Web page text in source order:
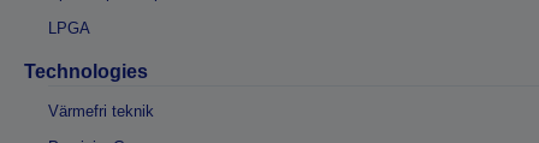
LPGA
Technologies
Värmefri teknik